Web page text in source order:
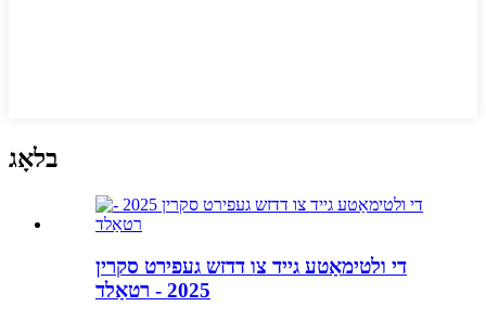
בלאָג
די ולטימאַטע גייד צו דדזש געפירט סקרין
2025 - רטאַלד